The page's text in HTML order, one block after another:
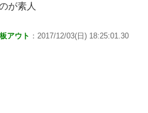
が素人
アウト ：2017/12/03(日) 18:25:01.30